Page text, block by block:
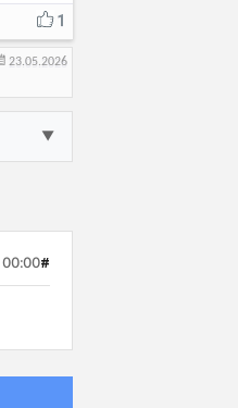
1
23.05.2026
▼
#